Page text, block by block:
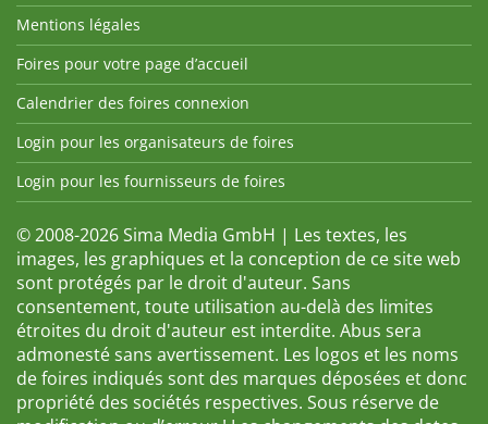
Mentions légales
Foires pour votre page d’accueil
Calendrier des foires connexion
Login pour les organisateurs de foires
Login pour les fournisseurs de foires
© 2008-2026 Sima Media GmbH | Les textes, les
images, les graphiques et la conception de ce site web
sont protégés par le droit d'auteur. Sans
consentement, toute utilisation au-delà des limites
étroites du droit d'auteur est interdite. Abus sera
admonesté sans avertissement. Les logos et les noms
de foires indiqués sont des marques déposées et donc
propriété des sociétés respectives. Sous réserve de